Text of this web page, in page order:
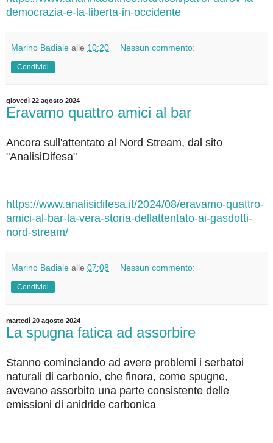
democrazia-e-la-liberta-in-occidente
Marino Badiale alle 10:20 Nessun commento:
Condividi
giovedì 22 agosto 2024
Eravamo quattro amici al bar
Ancora sull'attentato al Nord Stream, dal sito
"AnalisiDifesa"
https://www.analisidifesa.it/2024/08/eravamo-quattro-
amici-al-bar-la-vera-storia-dellattentato-ai-gasdotti-
nord-stream/
Marino Badiale alle 07:08 Nessun commento:
Condividi
martedì 20 agosto 2024
La spugna fatica ad assorbire
Stanno cominciando ad avere problemi i serbatoi
naturali di carbonio, che finora, come spugne,
avevano assorbito una parte consistente delle
emissioni di anidride carbonica